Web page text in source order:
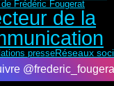
Frédéric Fougerat
de la
presseRéseaux